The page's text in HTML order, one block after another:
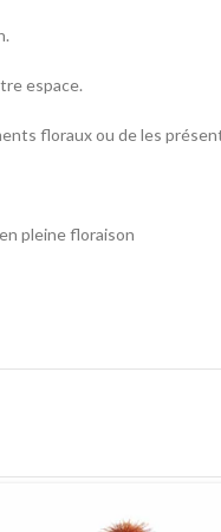
espace.
floraux ou de les
pleine floraison